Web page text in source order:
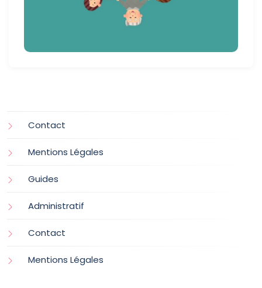
Contact
Mentions Légales
Guides
Administratif
Contact
Mentions Légales